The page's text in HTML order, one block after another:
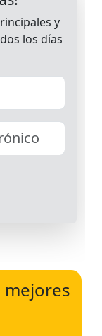
mejores